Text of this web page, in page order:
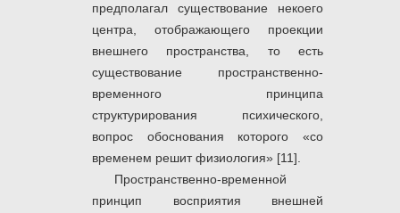
предполагал существование некоего
центра, отображающего проекции
внешнего пространства, то есть
существование пространственно-
временного принципа
структурирования психического,
вопрос обоснования которого «со
временем решит физиология» [11].
Пространственно-временной
принцип восприятия внешней